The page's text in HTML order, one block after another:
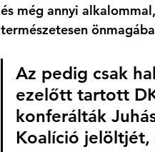
és még annyi
természetesen
Az pedig csak
ezelőtt tartott
konferálták
Koalíció jelöltjét,